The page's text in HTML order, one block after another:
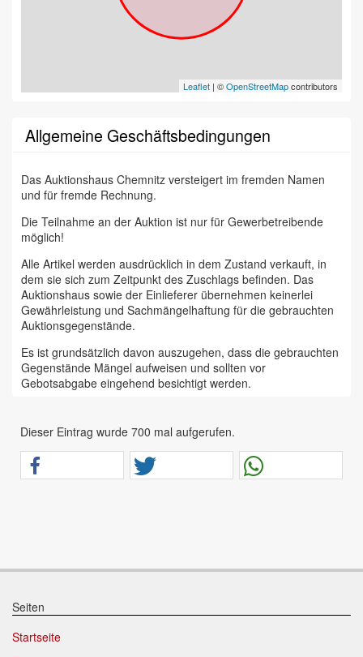
Leaflet | ©OpenStreetMapcontributors
Allgemeine Geschäftsbedingungen
Das Auktionshaus Chemnitz versteigert im fremden Namen
und für fremde Rechnung.
Die Teilnahme an der Auktion ist nur für Gewerbetreibende
möglich!
Alle Artikel werden ausdrücklich in dem Zustand verkauft, in
dem sie sich zum Zeitpunkt des Zuschlags befinden. Das
Auktionshaus sowie der Einlieferer übernehmen keinerlei
Gewährleistung und Sachmängelhaftung für die gebrauchten
Auktionsgegenstände.
Es ist grundsätzlich davon auszugehen, dass die gebrauchten
Gegenstände Mängel aufweisen und sollten vor
Gebotsabgabe eingehend besichtigt werden.
dass sämtliche zum Verkauf stehende Artikel ungeprüft sind.
Bei allen zum Verkauf stehenden Fahrzeugen und Maschinen
ist davon auszugehen, dass diese bereits einen nicht
unerheblichen Vorschaden erlitten haben.
Wir weisen eindringlich darauf hin, dass Gebote nur
einverstanden sind und diese bedingungslos akzeptieren.
Mehrwertsteuer für Präsenzauktionen in unseren
Dieser Eintrag wurde 700 mal aufgerufen.
Seiten
Startseite